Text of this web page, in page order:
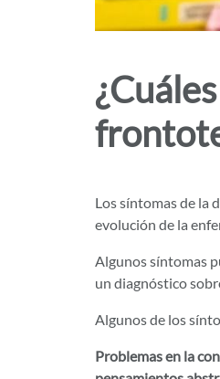
Los síntomas de la
evolución de la
Algunos síntomas
un diagnóstico
Algunos de los
Problemas en la